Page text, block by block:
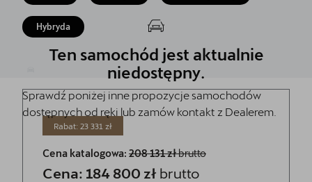
Hybryda
Ten samochód jest aktualnie
niedostępny.
Sprawdź poniżej inne propozycje samochodów
dostępnych od ręki lub zamów kontakt z Dealerem.
Rabat: 23 331 zł
Cena katalogowa: 208 131 złbrutto
Cena: 184 800 zł brutto